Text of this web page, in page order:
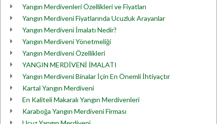
Yangın Merdivenleri Özellikleri ve Fiyatları
Yangın Merdiveni Fiyatlarında Ucuzluk Arayanlar
Yangın Merdiveni İmalatı Nedir?
Yangın Merdiveni Yönetmeliği
Yangın Merdiveni Özellikleri
YANGIN MERDİVENİ İMALATI
Yangın Merdiveni Binalar İçin En Önemli İhtiyaçtır
Kartal Yangın Merdiveni
En Kaliteli Makaralı Yangın Merdivenleri
Karaboğa Yangın Merdiveni Firması